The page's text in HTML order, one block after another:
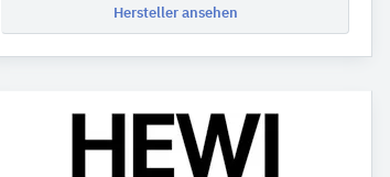
Hersteller ansehen